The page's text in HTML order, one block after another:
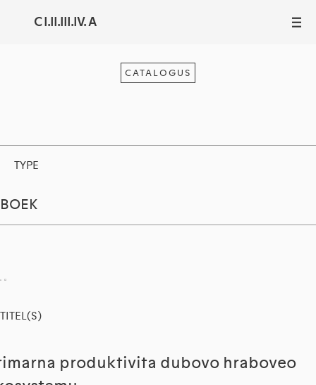
C I.II.III.IV. A III
CATALOGUS
TYPE
BOEK
TITEL(S)
produktivita dubovo hraboveo